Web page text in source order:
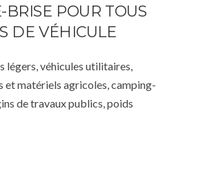
BRISE POUR TOUS
DE VÉHICULE
légers, véhicules utilitaires,
et matériels agricoles, camping-
de travaux publics, poids